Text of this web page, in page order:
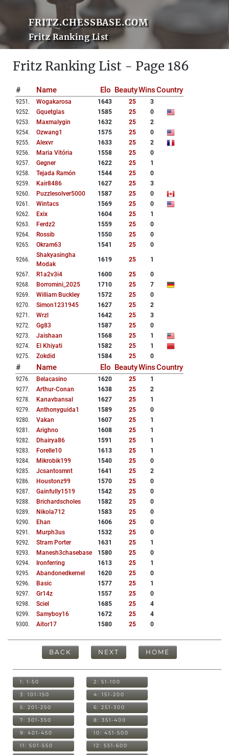
FRITZ.CHESSBASE.COM
Fritz Ranking List
Fritz Ranking List - Page 186
# Name Elo BeautyWinsCountry
9251 . Wogakarosa 1643 25
3
9252. Gquetglas 1585 25
0
9253. Maxmalygin 1632 25
2
9254. Ozwang1 1575 25
0
9255. Alexvr 1633 25
2
9256. Maria Vitória 1558 25
0
9257. Gegner 1622 25
1
9258. Tejada Ramón 1544 25
0
9259. Kair8486 1627 25
3
9260. Puzzlesolver5000 1587 25
0
9261 . Wintacs 1569 25
0
9262. Exix 1604 25
1
9263. Ferdz2 1559 25
0
9264. Rossib 1550 25
0
9265. Okram63 1541 25 0
9266.
Shakyasingha
Modak
1619 25 1
9267. R1a2v3i4 1600 25
0
9268. Borromini_2025 1710 25
7
9269. William Buckley 1572 25
0
9270. Simon1231945 1627 25
2
9271 . Wrzl 1642 25
3
9272. Gg83 1587 25
0
9273. Jaishaan 1568 25
1
9274. El Khiyati 1582 25
1
9275. Zokdid 1584 25 0
# Name Elo BeautyWinsCountry
9276. Belacasino 1620 25
1
9277. Arthur-Conan 1638 25
2
9278. Kanavbansal 1627 25
1
9279. Anthonyguida1 1589 25
0
9280. Vakan 1607 25
1
9281 . Arighno 1608 25
1
9282. Dhairya86 1591 25
1
9283. Forelle10 1613 25
1
9284. Mikrobik199 1540 25
0
9285. Jcsantosmnt 1641 25
2
9286. Houstonz99 1570 25
0
9287. Gainfully1519 1542 25
0
9288. Brichardscholes 1582 25
0
9289. Nikola712 1583 25
0
9290. Ehan 1606 25
0
9291 . Murph3us 1532 25
0
9292. Stram Porter 1631 25
1
9293. Manesh3chasebase 1580 25
0
9294. Ironferring 1613 25
1
9295. Abandonedkernel 1620 25
0
9296. Basic 1577 25
1
9297. Gr14z 1557 25
0
9298. Sciel 1685 25
4
9299. Samyboy16 1672 25
4
9300. Aitor17 1580 25 0
BACK NEXT HOME
1: 1-50 2: 51-100
3: 101-150 4: 151-200
5: 201-250 6: 251-300
7: 301-350 8: 351-400
9: 401-450 10: 451-500
11: 501-550 12: 551-600